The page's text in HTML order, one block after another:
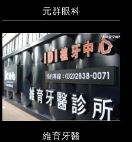
元群眼科
維育牙醫